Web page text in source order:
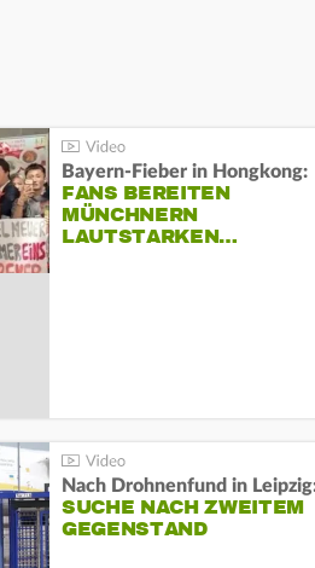
Bayern-Fieber in Hongkong:
FANS BEREITEN
MÜNCHNERN
LAUTSTARKEN…
Nach Drohnenfund in
SUCHE NACH ZWEITEM
GEGENSTAND